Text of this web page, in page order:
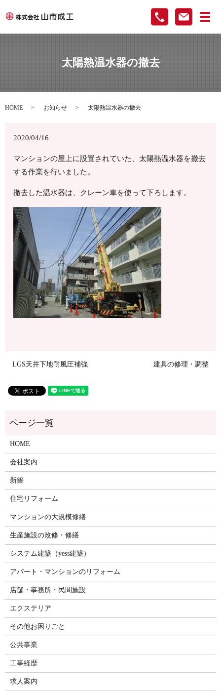
メ
太陽熱温水器の撤去
HOME お知らせ 太陽熱温水器の撤去
2020/04/16
マンションの屋上に設置されていた、太陽熱温水器を撤去
する作業を行いました。
撤去した温水器は、クレーン車を使って下ろします。
LGS天井下地耐風圧補強 建具の修理・調整
HOME
会社案内
新築
住宅リフォーム
マンションの大規模修繕
生産施設の改修・修繕
システム建築（yess建築）
アパート・マンションのリフォーム
店舗・事務所・民間施設
エクステリア
その他お困りごと
公共事業
工事経歴
求人案内